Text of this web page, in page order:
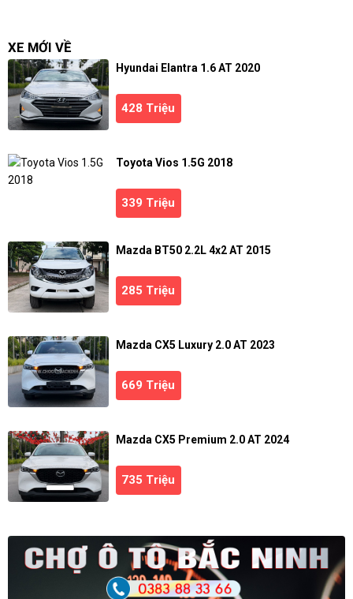
XE MỚI VỀ
Hyundai Elantra 1.6 AT 2020
428 Triệu
Toyota Vios 1.5G 2018
339 Triệu
Mazda BT50 2.2L 4x2 AT 2015
285 Triệu
Mazda CX5 Luxury 2.0 AT 2023
669 Triệu
Mazda CX5 Premium 2.0 AT 2024
735 Triệu